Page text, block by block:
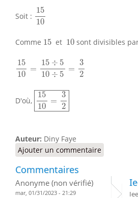
Soit :
15
10
15
Comme 15
15 et 10
10 sont divisibles
15
10
=
15 ÷ 5
10 ÷ 5
=
3
2
15 15 ÷ 510 5=
D'où,
15
10
=
3
2
1510=32
Auteur: Diny Faye
Ajouter un commentaire
Commentaires
Anonyme (non vérifié)
mar, 01/31/2023 - 21:29